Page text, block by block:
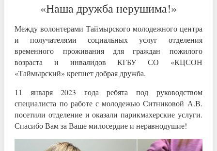
«Наша дружба нерушима!»
Между волонтерами Таймырского молодежного центра
и получателями социальных услуг отделения
временного проживания для граждан пожилого
возраста и инвалидов КГБУ СО «КЦСОН
«Таймырский» крепнет добрая дружба.
11 января 2023 года ребята под руководством
специалиста по работе с молодежью Ситниковой А.В.
посетили отделение и оказали парикмахерские услуги.
Спасибо Вам за Ваше милосердие и неравнодушие!